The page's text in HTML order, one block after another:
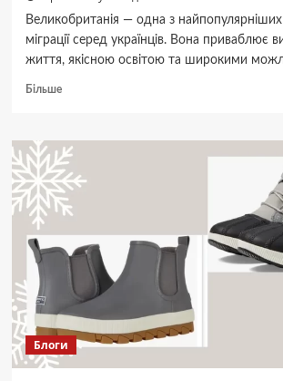
Великобританія — одна з найпопулярніших
міграції серед українців. Вона приваблює
життя, якісною освітою та широкими
БільшеДокладніше
отримати
візу
до
Великобританії:
покроковий
Блоги